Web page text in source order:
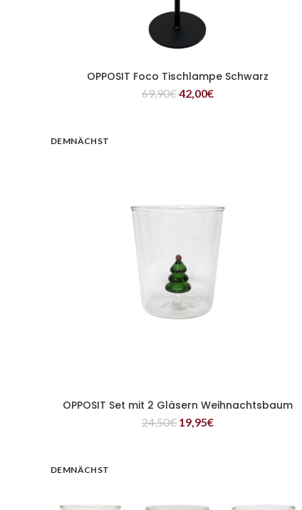
WEITERLESEN
OPPOSIT Foco Tischlampe Schwarz
69,90€42,00€
DEMNÄCHST
WEITERLESEN
OPPOSIT Set mit 2 Gläsern Weihnachtsbaum
24,50€ 19,95€
DEMNÄCHST